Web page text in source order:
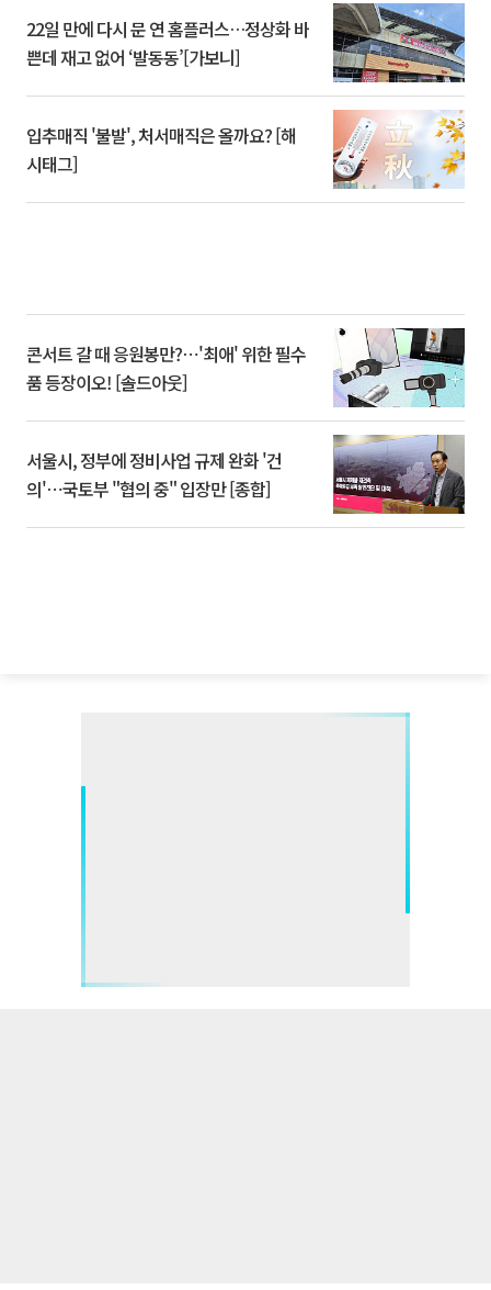
22일 만에 다시 문 연 홈플러스…정상화 바
쁜데 재고 없어 ‘발동동’[가보니]
입추매직 '불발', 처서매직은 올까요? [해
시태그]
콘서트 갈 때 응원봉만?⋯'최애' 위한 필수
품 등장이오! [솔드아웃]
서울시, 정부에 정비사업 규제 완화 '건
의'⋯국토부 "협의 중" 입장만 [종합]